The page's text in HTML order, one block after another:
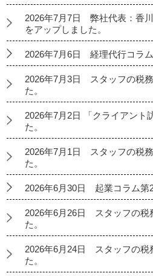
2026年7月7日 弊社代表：香
をアップしました。
2026年7月6日 経理代行コラム
2026年7月3日 スタッフの税
た。
2026年7月2日 「クライアント
た。
2026年7月1日 スタッフの税
た。
2026年6月30日 起業コラム第
2026年6月26日 スタッフの税
た。
2026年6月24日 スタッフの税
た。